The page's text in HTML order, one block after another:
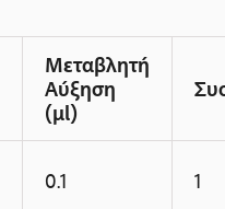
Μεταβλητή
Αύξηση
(µl)
0.1 1